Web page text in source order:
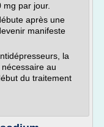
par jour.
après une
manifeste
la
au
du traitement